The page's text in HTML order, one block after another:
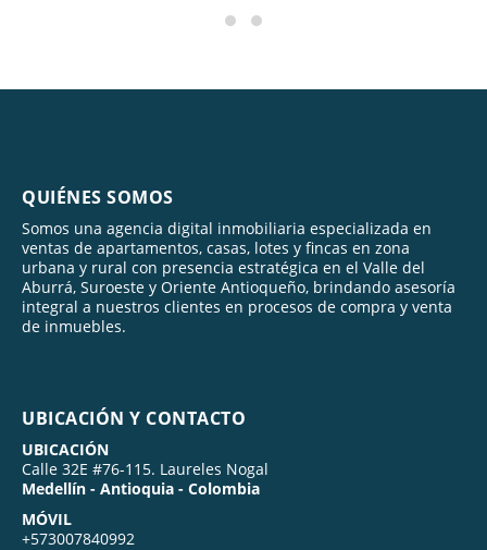
QUIÉNES SOMOS
Somos una agencia digital inmobiliaria especializada en
ventas de apartamentos, casas, lotes y fincas en zona
urbana y rural con presencia estratégica en el Valle del
Aburrá, Suroeste y Oriente Antioqueño, brindando asesoría
integral a nuestros clientes en procesos de compra y venta
de inmuebles.
UBICACIÓN Y CONTACTO
UBICACIÓN
Calle 32E #76-115. Laureles Nogal
Medellín - Antioquia - Colombia
MÓVIL
+573007840992